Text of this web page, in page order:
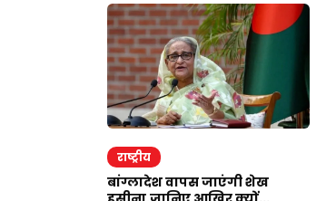
राष्ट्रीय
बांग्लादेश वापस जाएंगी शेख